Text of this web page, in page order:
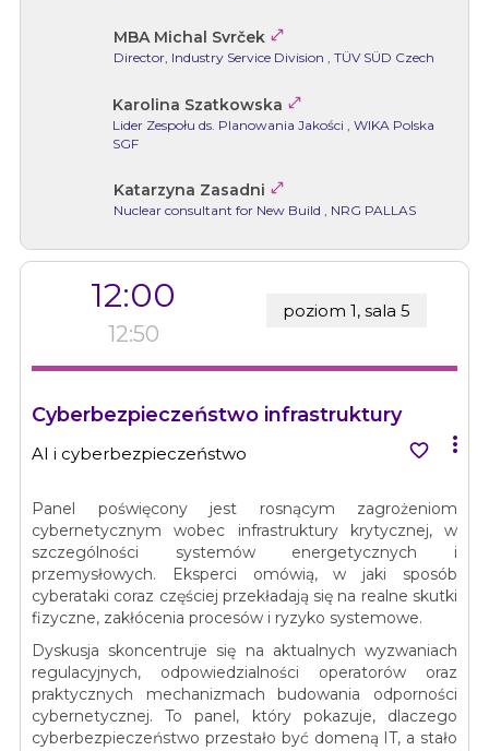
MBA Michal Svrček 
Director, Industry Service Division , TÜV SÜD Czech
Karolina Szatkowska 
Lider Zespołu ds. Planowania Jakości
, WIKA Polska
SGF
Katarzyna Zasadni 
Nuclear consultant for New Build , NRG PALLAS
12:00
12:50
poziom 1, sala 5
Cyberbezpieczeństwo infrastruktury
AI i cyberbezpieczeństwo  
Panel poświęcony jest rosnącym zagrożeniom
cybernetycznym wobec infrastruktury krytycznej, w
szczególności systemów energetycznych i
przemysłowych. Eksperci omówią, w jaki sposób
cyberataki coraz częściej przekładają się na realne skutki
fizyczne, zakłócenia procesów i ryzyko systemowe.
Dyskusja skoncentruje się na aktualnych wyzwaniach
regulacyjnych, odpowiedzialności operatorów oraz
praktycznych mechanizmach budowania odporności
cybernetycznej. To panel, który pokazuje, dlaczego
cyberbezpieczeństwo przestało być domeną IT, a stało